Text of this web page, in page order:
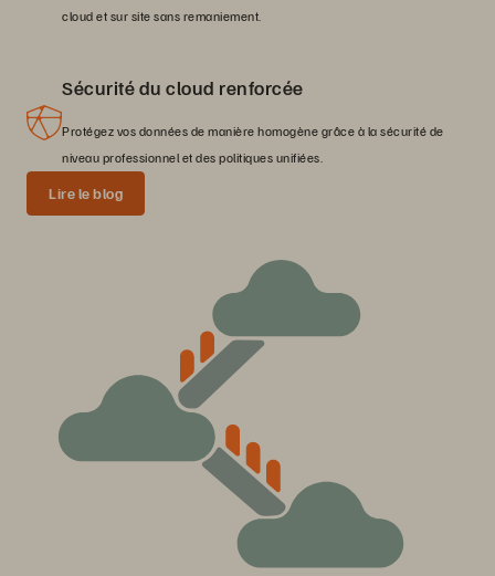
cloud et sur site sans remaniement.
Sécurité du cloud renforcée
Protégez vos données de manière homogène grâce à la sécurité de
niveau professionnel et des politiques unifiées.
Lire le blog